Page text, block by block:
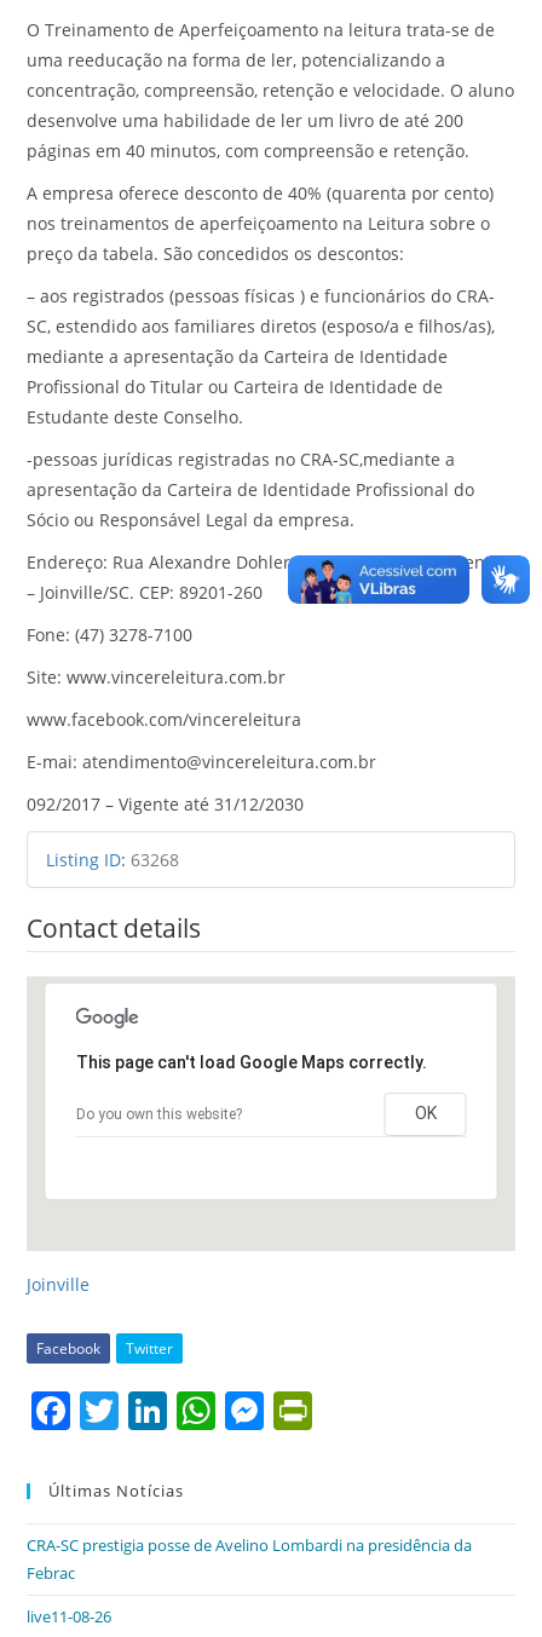
O Treinamento de Aperfeiçoamento na leitura trata-se de
uma reeducação na forma de ler, potencializando a
concentração, compreensão, retenção e velocidade. O aluno
desenvolve uma habilidade de ler um livro de até 200
páginas em 40 minutos, com compreensão e retenção.
A empresa oferece desconto de 40% (quarenta por cento)
nos treinamentos de aperfeiçoamento na Leitura sobre o
preço da tabela. São concedidos os descontos:
– aos registrados (pessoas físicas ) e funcionários do CRA-
SC, estendido aos familiares diretos (esposo/a e filhos/as),
mediante a apresentação da Carteira de Identidade
Profissional do Titular ou Carteira de Identidade de
Estudante deste Conselho.
-pessoas jurídicas registradas no CRA-SC,mediante a
apresentação da Carteira de Identidade Profissional do
Sócio ou Responsável Legal da empresa.
Endereço: Rua Alexandre Dohler, nº 129 – Sala 405 – Centro
– Joinville/SC. CEP: 89201-260
Fone: (47) 3278-7100
Site: www.vincereleitura.com.br
www.facebook.com/vincereleitura
E-mai: atendimento@vincereleitura.com.br
092/2017 – Vigente até 31/12/2030
Listing ID:63268
Contact details
This page can't load Google Maps correctly.
Do you own this website? OK
Joinville
Facebook Twitter
F
c
b
o
T
itt
er
Li
k
dI
W
A
M
n
ri
e
Últimas Notícias
CRA-SC prestigia posse de Avelino Lombardi na presidência da
Febrac
live11-08-26